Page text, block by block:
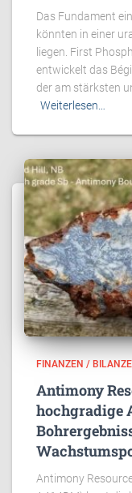
Das Fundament
könnten in einer
liegen. First
entwickelt das
der am stärksten
Weiterlesen…
FINANZEN /
Antimony
hochgradige
Antimony